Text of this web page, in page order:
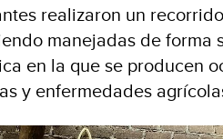
realizaron un
manejadas de forma
en la que se producen
y enfermedades